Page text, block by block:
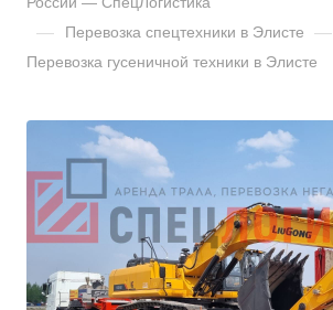
— Перевозка спецтехники в Элисте —
Перевозка гусеничной техники в Элисте